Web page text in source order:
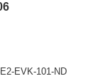
EVK-101-ND